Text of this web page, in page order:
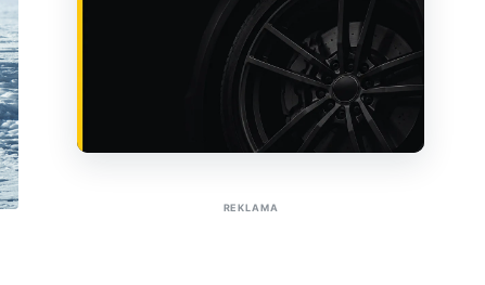
REKLAMA